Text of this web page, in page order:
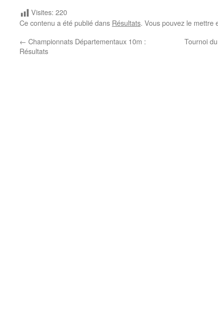
Visites: 220
Ce contenu a été publié dans Résultats. Vous pouvez le mettre
← Championnats Départementaux 10m :
Résultats
Tournoi